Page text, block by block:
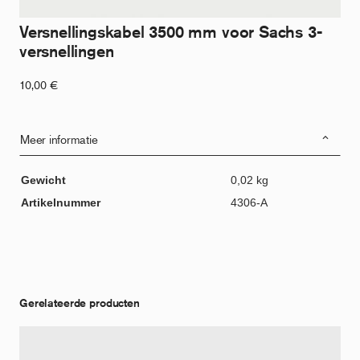
Versnellingskabel 3500 mm voor Sachs 3-
versnellingen
10,00 €
Meer informatie
Gewicht
0,02 kg
Artikelnummer
4306-A
Gerelateerde producten